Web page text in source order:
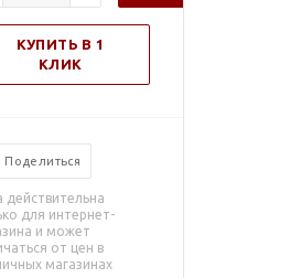
КУПИТЬ В 1
КЛИК
Поделиться
действительна
для интернет-
и может
от цен в
магазинах